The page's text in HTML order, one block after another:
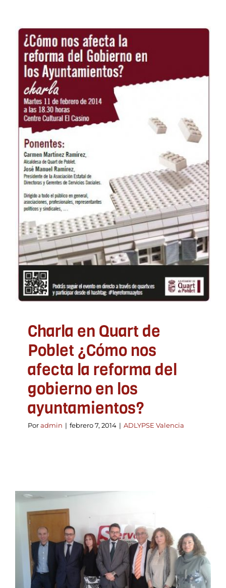
Charla en Quart de Poblet
¿Cómo nos afecta la
reforma del gobierno en
los ayuntamientos?
ADLYPSE Valencia
Charla en Quart de
Poblet ¿Cómo nos
afecta la reforma del
gobierno en los
ayuntamientos?
Poradmin | febrero 7, 2014 | ADLYPSE Valencia
REUNIÓN DE ADLYPSE
CON EL SECRETARIO
AUTONÓMICO DE
EMPLEO.